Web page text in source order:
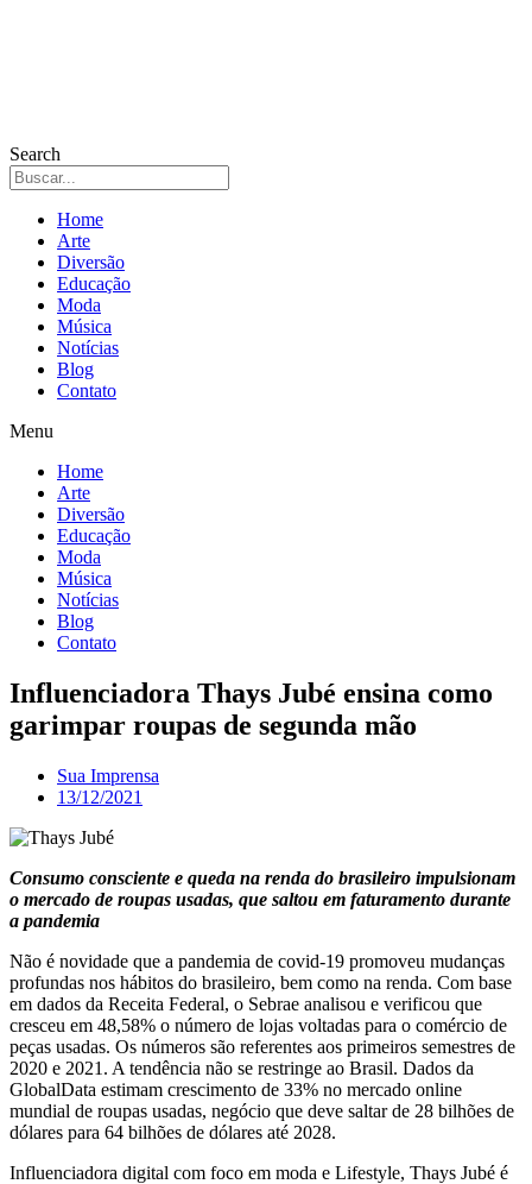
Search
Home
Arte
Diversão
Educação
Moda
Música
Notícias
Blog
Contato
Menu
Home
Arte
Diversão
Educação
Moda
Música
Notícias
Blog
Contato
Influenciadora Thays Jubé ensina como
garimpar roupas de segunda mão
Sua Imprensa
13/12/2021
Consumo consciente e queda na renda do brasileiro impulsionam
o mercado de roupas usadas, que saltou em faturamento durante
a pandemia
Não é novidade que a pandemia de covid-19 promoveu mudanças
profundas nos hábitos do brasileiro, bem como na renda. Com base
em dados da Receita Federal, o Sebrae analisou e verificou que
cresceu em 48,58% o número de lojas voltadas para o comércio de
peças usadas. Os números são referentes aos primeiros semestres de
2020 e 2021. A tendência não se restringe ao Brasil. Dados da
GlobalData estimam crescimento de 33% no mercado online
mundial de roupas usadas, negócio que deve saltar de 28 bilhões de
dólares para 64 bilhões de dólares até 2028.
Influenciadora digital com foco em moda e Lifestyle, Thays Jubé é